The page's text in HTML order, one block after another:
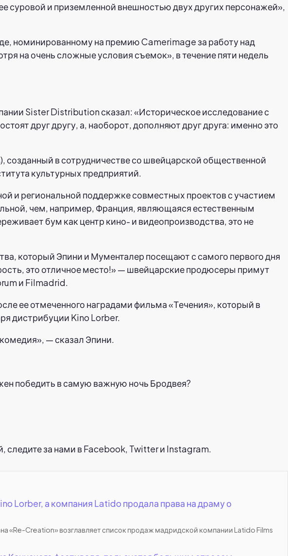
суровой и приземленной внешностью двух других персонажей»,
номинированному на премию Camerimage за работу над
на очень сложные условия съемок», в течение пяти недель
Sister Distribution сказал: «Историческое исследование с
друг другу, а, наоборот, дополняют друг друга: именно это
в сотрудничестве со швейцарской общественной
культурных предприятий.
и региональной поддержке совместных проектов с участием
чем, например, Франция, являющаяся естественным
бум как центр кино- и видеопроизводства, это не
который Эпини и Мументалер посещают с самого первого дня
это отличное место!» — швейцарские продюсеры примут
и Filmadrid.
ее отмеченного наградами фильма «Течения», который в
дистрибуции Kino Lorber.
— сказал Эпини.
победить в самую важную ночь Бродвея?
за нами в Facebook, Twitter и Instagram.
Lorber, а компания Latido продала права на драму о
Creation» возглавляет список продаж мадридской компании Latido Films